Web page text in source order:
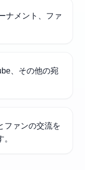
ナメント、ファ
、その他の宛
ファンの交流を